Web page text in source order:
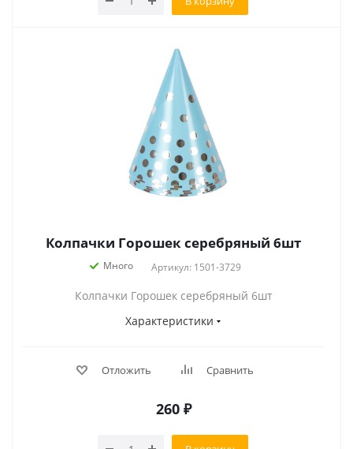
Колпачки Горошек серебряный 6шт
Много Артикул: 1501-3729
Колпачки Горошек серебряный 6шт
Характеристики
Отложить Сравнить
260 ₽